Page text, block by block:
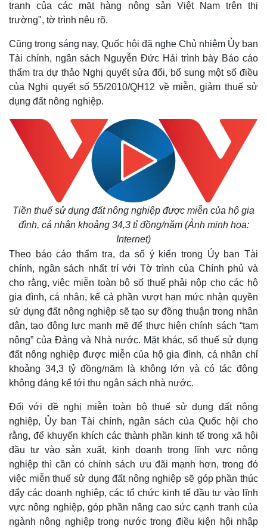
Quan sát
Cuộc sống đó đây
Video
Infographic
tranh của các mặt hàng nông sản Việt Nam trên thị
trường", tờ trình nêu rõ.
Cũng trong sáng nay, Quốc hội đã nghe Chủ nhiệm Ủy ban
Tài chính, ngân sách Nguyễn Đức Hải trình bày Báo cáo
thẩm tra dự thảo Nghị quyết sửa đổi, bổ sung một số điều
của Nghị quyết số 55/2010/QH12 về miễn, giảm thuế sử
dụng đất nông nghiệp.
Tiền thuế sử dụng đất nông nghiệp được miễn của hộ gia
đình, cá nhân khoảng 34,3 tỉ đồng/năm (Ảnh minh họa:
Internet)
Theo báo cáo thẩm tra, đa số ý kiến trong Ủy ban Tài
chính, ngân sách nhất trí với Tờ trình của Chính phủ và
cho rằng, việc miễn toàn bộ số thuế phải nộp cho các hộ
gia đình, cá nhân, kể cả phần vượt hạn mức nhận quyền
sử dụng đất nông nghiệp sẽ tạo sự đồng thuận trong nhân
dân, tạo động lực mạnh mẽ để thực hiện chính sách “tam
nông” của Đảng và Nhà nước. Mặt khác, số thuế sử dụng
đất nông nghiệp được miễn của hộ gia đình, cá nhân chỉ
khoảng 34,3 tỷ đồng/năm là không lớn và có tác động
không đáng kể tới thu ngân sách nhà nước.
Đối với đề nghị miễn toàn bộ thuế sử dụng đất nông
nghiệp, Ủy ban Tài chính, ngân sách của Quốc hội cho
rằng, để khuyến khích các thành phần kinh tế trong xã hội
đầu tư vào sản xuất, kinh doanh trong lĩnh vực nông
nghiệp thì cần có chính sách ưu đãi mạnh hơn, trong đó
việc miễn thuế sử dụng đất nông nghiệp sẽ góp phần thúc
đẩy các doanh nghiệp, các tổ chức kinh tế đầu tư vào lĩnh
vực nông nghiệp, góp phần nâng cao sức cạnh tranh của
ngành nông nghiệp trong nước trong điều kiện hội nhập